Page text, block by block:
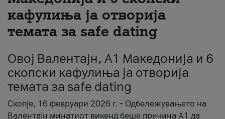
кафулиња ја отворија
темата за safe dating
Овој Валентајн, A1 Македонија и 6
скопски кафулиња ја отворија
темата за safe dating
Скопје, 16 февруари 2026 г. – Одбележувањето на
Валентајн минатиот викенд беше причина А1 да